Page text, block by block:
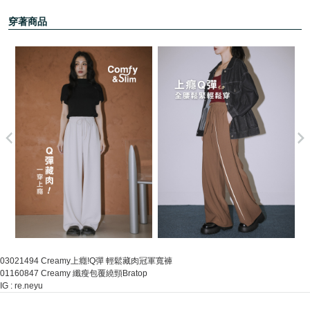
穿著商品
03021494 Creamy上癮!Q彈 輕鬆藏肉冠軍寬褲
01160847 Creamy 纖瘦包覆繞頸Bratop
IG : re.neyu